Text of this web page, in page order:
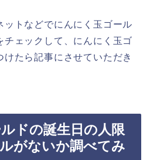
ットなどでにんにく玉ゴール
チェックして、にんにく玉ゴ
たら記事にさせていただき
ドの誕生日の人限
がないか調べてみ